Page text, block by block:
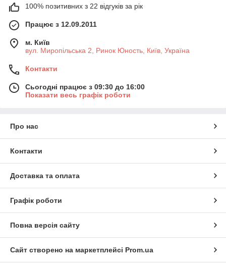
100% позитивних з 22 відгуків за рік
Працює з 12.09.2011
м. Київ
вул. Миропільська 2, Ринок Юность, Київ, Україна
Контакти
Сьогодні працює з 09:30 до 16:00
Показати весь графік роботи
Про нас
Контакти
Доставка та оплата
Графік роботи
Повна версія сайту
Сайт створено на маркетплейсі Prom.ua